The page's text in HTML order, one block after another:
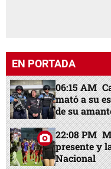
EN PORTADA
06:15 AM
mató a su
de su
22:08 PM
presente y
Nacional